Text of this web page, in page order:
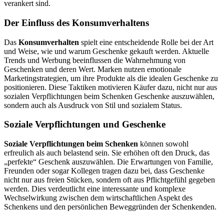
verankert sind.
Der Einfluss des Konsumverhaltens
Das Konsumverhalten spielt eine entscheidende Rolle bei der Art
und Weise, wie und warum Geschenke gekauft werden. Aktuelle
Trends und Werbung beeinflussen die Wahrnehmung von
Geschenken und deren Wert. Marken nutzen emotionale
Marketingstrategien, um ihre Produkte als die idealen Geschenke zu
positionieren. Diese Taktiken motivieren Käufer dazu, nicht nur aus
sozialen Verpflichtungen beim Schenken Geschenke auszuwählen,
sondern auch als Ausdruck von Stil und sozialem Status.
Soziale Verpflichtungen und Geschenke
Soziale Verpflichtungen beim Schenken können sowohl
erfreulich als auch belastend sein. Sie erhöhen oft den Druck, das
„perfekte“ Geschenk auszuwählen. Die Erwartungen von Familie,
Freunden oder sogar Kollegen tragen dazu bei, dass Geschenke
nicht nur aus freien Stücken, sondern oft aus Pflichtgefühl gegeben
werden. Dies verdeutlicht eine interessante und komplexe
Wechselwirkung zwischen dem wirtschaftlichen Aspekt des
Schenkens und den persönlichen Beweggründen der Schenkenden.